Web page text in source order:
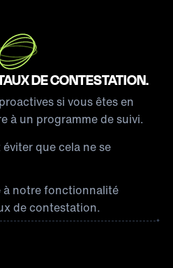
DE CONTESTATION.
si vous êtes en
à un programme de suivi.
que cela ne se
notre fonctionnalité
de contestation.